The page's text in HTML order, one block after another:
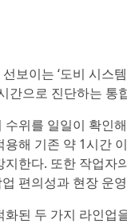
보이는 ‘도비 시스
간으로 진단하는 통
위를 일일이 확인
해 기존 약 1시간
한다. 또한 작업
편의성과 현장 운
된 두 가지 라인업